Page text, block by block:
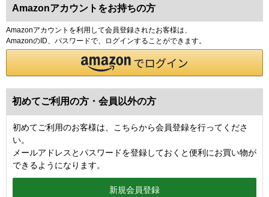
Amazonアカウントをお持ちの方
Amazonアカウントを利用して会員登録されたお客様は、
AmazonのID、パスワードで、ログインすることができます。
初めてご利用の方・会員以外の方
初めてご利用のお客様は、こちらから会員登録を行ってくださ
い。
メールアドレスとパスワードを登録しておくと便利にお買い物が
できるようになります。